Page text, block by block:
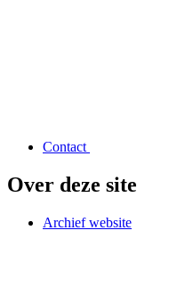
Contact
Over deze site
Archief website